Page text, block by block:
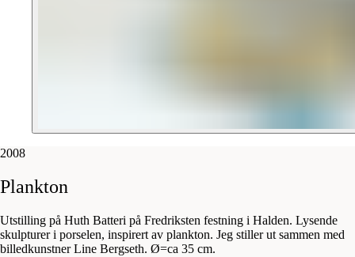
2008
Plankton
Utstilling på Huth Batteri på Fredriksten festning i Halden. Lysende
skulpturer i porselen, inspirert av plankton. Jeg stiller ut sammen med
billedkunstner Line Bergseth. Ø=ca 35 cm.